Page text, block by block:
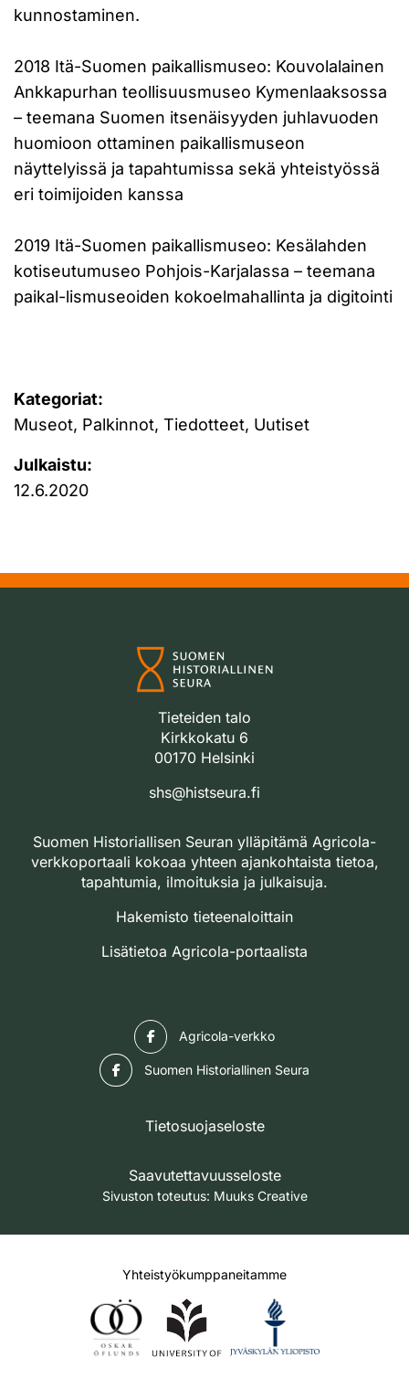
kunnostaminen.
2018 Itä-Suomen paikallismuseo: Kouvolalainen
Ankkapurhan teollisuusmuseo Kymenlaaksossa
– teemana Suomen itsenäisyyden juhlavuoden
huomioon ottaminen paikallismuseon
näyttelyissä ja tapahtumissa sekä yhteistyössä
eri toimijoiden kanssa
2019 Itä-Suomen paikallismuseo: Kesälahden
kotiseutumuseo Pohjois-Karjalassa – teemana
paikal-lismuseoiden kokoelmahallinta ja digitointi
Kategoriat:
Museot, Palkinnot, Tiedotteet, Uutiset
Julkaistu:
12.6.2020
Tieteiden talo
Kirkkokatu 6
00170 Helsinki
shs@histseura.fi
Suomen Historiallisen Seuran ylläpitämä Agricola-
verkkoportaali kokoaa yhteen ajankohtaista tietoa,
tapahtumia, ilmoituksia ja julkaisuja.
Hakemisto tieteenaloittain
Lisätietoa Agricola-portaalista
Agricola-verkko
Suomen Historiallinen Seura
Tietosuojaseloste
Saavutettavuusseloste
Sivuston toteutus: Muuks Creative
Yhteistyökumppaneitamme